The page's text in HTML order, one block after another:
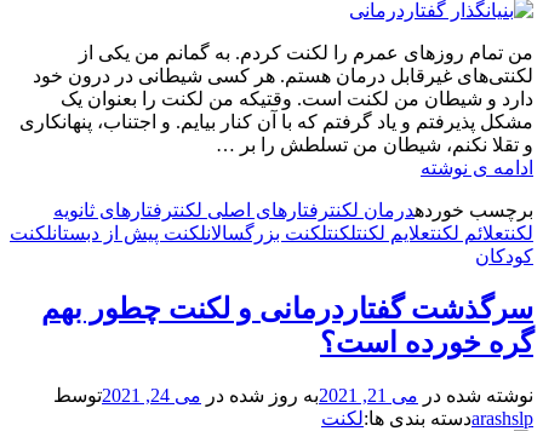
من تمام روزهای عمرم را لکنت کردم. به گمانم من یکی از
لکنتی‌های غیرقابل درمان هستم. هر کسی شیطانی در درون خود
دارد و شیطان من لکنت است. وقتیکه من لکنت را بعنوان یک
مشکل پذیرفتم و یاد گرفتم که با آن کنار بیایم. و اجتناب، پنهانکاری
و تقلا نکنم، شیطان من تسلطش را بر …
ادامه ی نوشته
نوین
چطور
خودش
غلبه
کرد؟
برچسب‌ خوردهدرمان لکنترفتارهای اصلی لکنترفتارهای ثانویه
لکنتعلائم لکنتعلایم لکنتلکنتلکنت بزرگسالانلکنت پیش از دبستانلکنت
کودکان
سرگذشت گفتاردرمانی و لکنت چطور بهم
گره خورده است؟
نوشته شده در می 21, 2021 به روز شده در می 24, 2021
توسط
arashslpدسته بندی ها:لکنت